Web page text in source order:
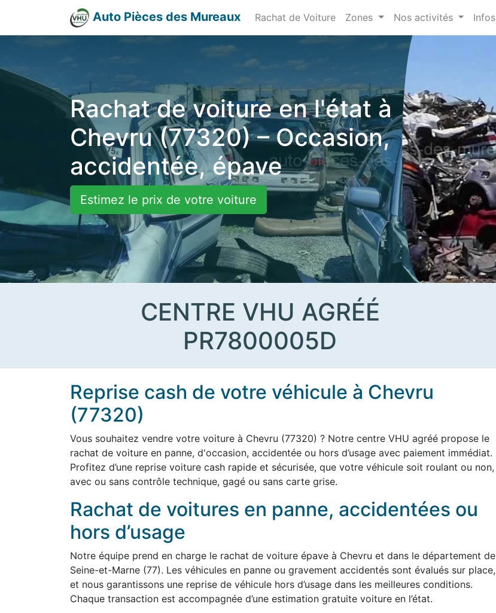
Auto Pièces des Mureaux Rachat de Voiture Zones Nos activités Infos
Rachat de voiture en l'état à
Chevru (77320) – Occasion,
accidentée, épave
Estimez le prix de votre voiture
CENTRE VHU AGRÉÉ
PR7800005D
Reprise cash de votre véhicule à Chevru
(77320)
Vous souhaitez vendre votre voiture à Chevru (77320) ? Notre centre VHU agréé propose le
rachat de voiture en panne, d'occasion, accidentée ou hors d’usage avec paiement immédiat.
Profitez d’une reprise voiture cash rapide et sécurisée, que votre véhicule soit roulant ou non,
avec ou sans contrôle technique, gagé ou sans carte grise.
Rachat de voitures en panne, accidentées ou
hors d’usage
Notre équipe prend en charge le rachat de voiture épave à Chevru et dans le département de
Seine-et-Marne (77). Les véhicules en panne ou gravement accidentés sont évalués sur place,
et nous garantissons une reprise de véhicule hors d’usage dans les meilleures conditions.
Chaque transaction est accompagnée d’une estimation gratuite voiture en l’état.